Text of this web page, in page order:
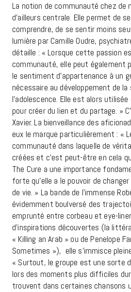
La notion de communauté chez de
d’ailleurs centrale. Elle permet de
comprendre, de se sentir moins
lumière par Camille Oudre,
détaille : « Lorsque cette passion
communauté, elle peut également
le sentiment d’appartenance à un
nécessaire au développement de
l’adolescence. Elle est alors
pour créer du lien et du partage. »
Xavier. La bienveillance des
eux le marque particulièrement : «
communauté dans laquelle de
créées et c’est peut-être en cela
The Cure a une importance
forte qu’elle a le pouvoir de
de vie. » La bande de l’immense
évidemment boulversé des
emprunté entre corbeau et eye-
d’inspirations découvertes (la
« Killing an Arab » ou de Penelope
Sometimes »), elle s’immisce
« Surtout, le groupe est une sorte
lors des moments plus difficiles
trouvent dans certaines chansons